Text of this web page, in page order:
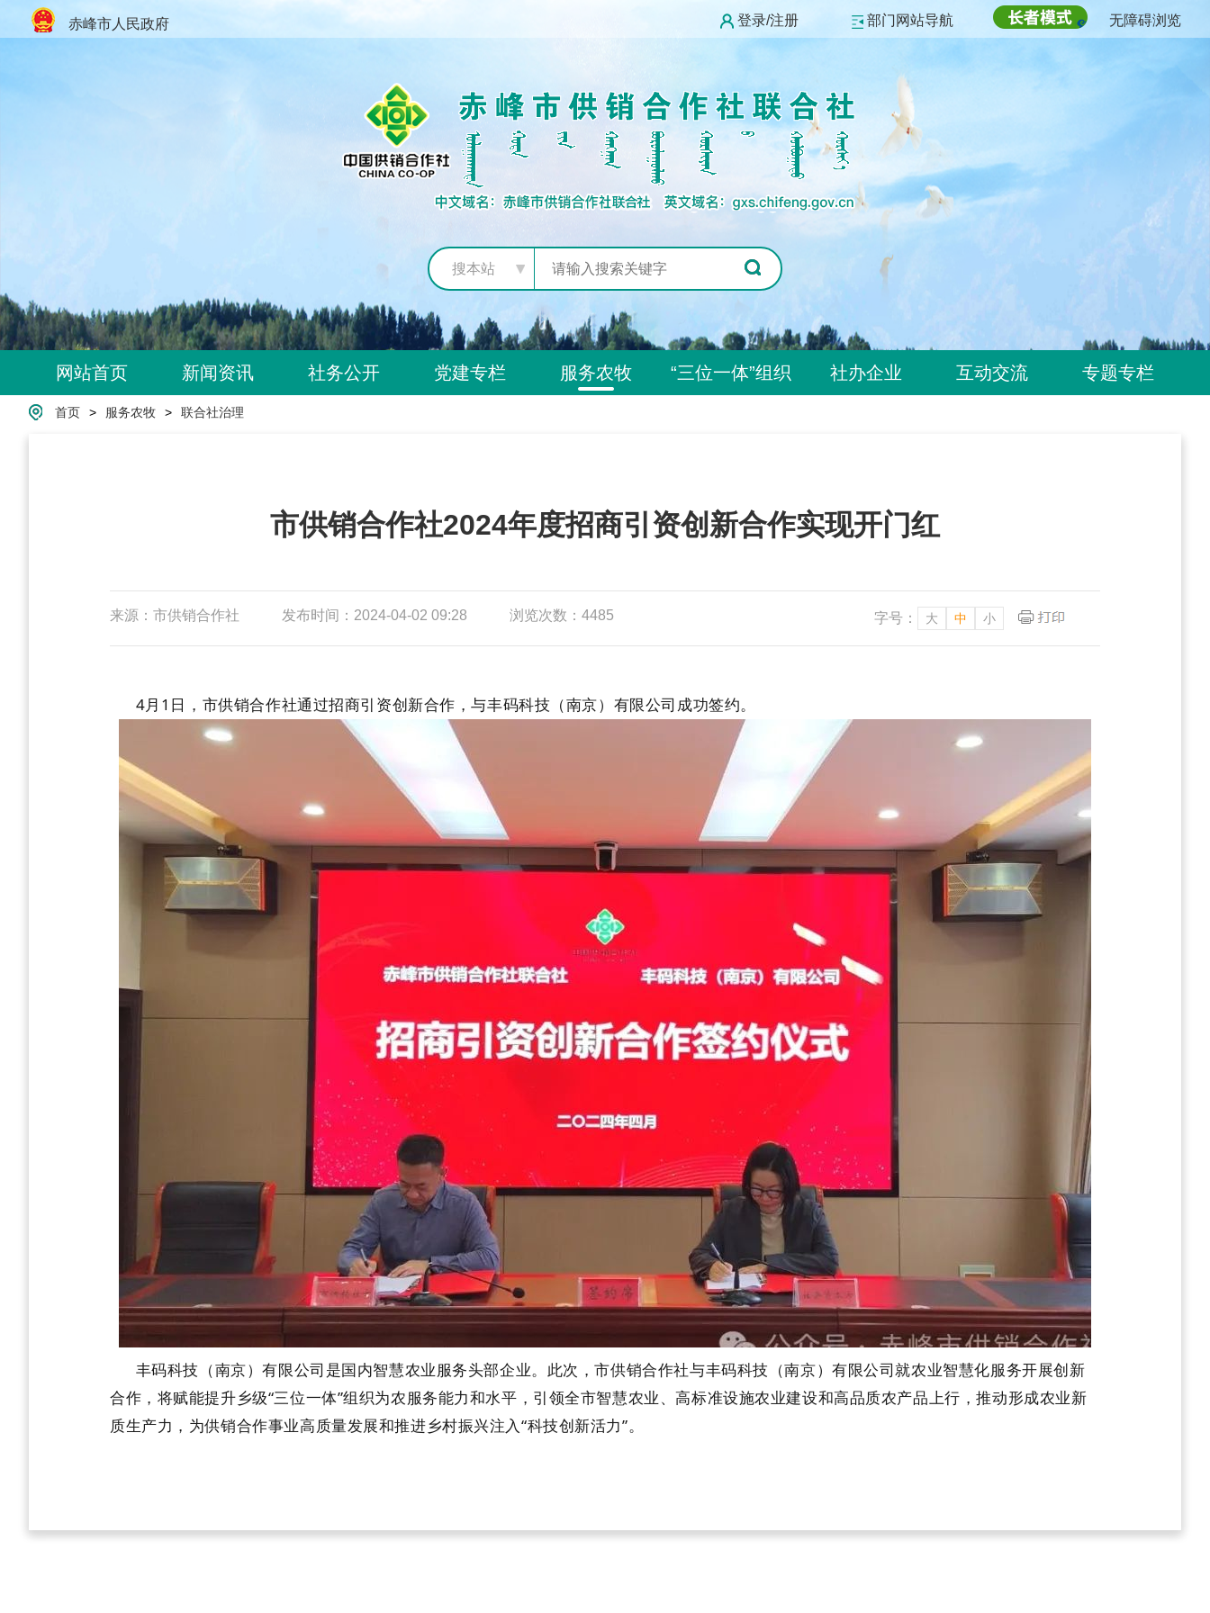
赤峰市人民政府 登录/注册 部门网站导航 无障碍浏览
搜本站
网站首页 新闻资讯 社务公开 党建专栏 服务农牧 “三位一体”组织 社办企业 互动交流 专题专栏
首页 > 服务农牧 > 联合社治理
市供销合作社2024年度招商引资创新合作实现开门红
来源：市供销合作社 发布时间：2024-04-02 09:28 浏览次数：4485 字号： 大 中 小
4月1日，市供销合作社通过招商引资创新合作，与丰码科技（南京）有限公司成功签约。
丰码科技（南京）有限公司是国内智慧农业服务头部企业。此次，市供销合作社与丰码科技（南京）有限公司就农业智慧化服务开展创新
合作，将赋能提升乡级“三位一体”组织为农服务能力和水平，引领全市智慧农业、高标准设施农业建设和高品质农产品上行，推动形成农业新
质生产力，为供销合作事业高质量发展和推进乡村振兴注入“科技创新活力”。